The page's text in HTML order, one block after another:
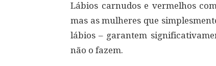
Lábios carnudos e vermelhos
mas as mulheres que
lábios – garantem
não o fazem.